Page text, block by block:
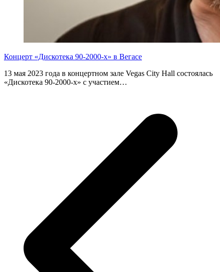
Концерт «Дискотека 90-2000-х» в Вегасе
13 мая 2023 года в концертном зале Vegas City Hall состоялась
«Дискотека 90-2000-х» с участием…